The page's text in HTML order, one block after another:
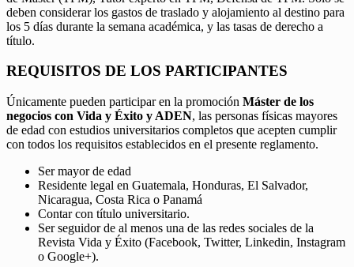
deben considerar los gastos de traslado y alojamiento al destino para
los 5 días durante la semana académica, y las tasas de derecho a
título.
REQUISITOS DE LOS PARTICIPANTES
Únicamente pueden participar en la promoción Máster de los
negocios con Vida y Éxito y ADEN, las personas físicas mayores
de edad con estudios universitarios completos que acepten cumplir
con todos los requisitos establecidos en el presente reglamento.
Ser mayor de edad
Residente legal en Guatemala, Honduras, El Salvador,
Nicaragua, Costa Rica o Panamá
Contar con título universitario.
Ser seguidor de al menos una de las redes sociales de la
Revista Vida y Éxito (Facebook, Twitter, Linkedin, Instagram
o Google+).